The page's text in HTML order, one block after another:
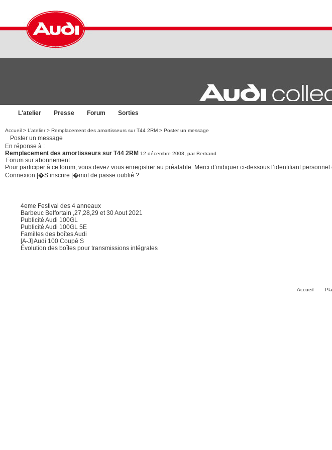
L'atelier Presse Forum Sorties
Accueil > L’atelier> Remplacement des amortisseurs sur T44 2RM > Poster un message
Poster un message
En réponse à :
Remplacement des amortisseurs sur T44 2RM 12 décembre 2008, parBertrand
Forum sur abonnement
Pour participer à ce forum, vous devez vous enregistrer au préalable. Merci d’indiquer ci-dessous l’identifiant
Connexion |�S’inscrire |�mot de passe oublié ?
4eme Festival des 4 anneaux
Barbeuc Belfortain ,27,28,29 et 30 Aout 2021
Publicité Audi 100GL
Publicité Audi 100GL 5E
Familles des boîtes Audi
[A-J] Audi 100 Coupé S
Évolution des boîtes pour transmissions intégrales
Accueil